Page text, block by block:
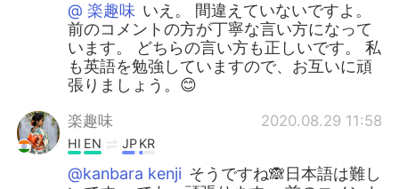
@ 楽趣味 いえ。 間違えていないですよ。
前のコメントの方が丁寧な言い方になって
います。 どちらの言い方も正しいです。 私
も英語を勉強していますので、お互いに頑
張りましょう。😊
楽趣味 2020.08.29 11:58
HI EN JPKR
@kanbara kenji そうですね🙈日本語は難し